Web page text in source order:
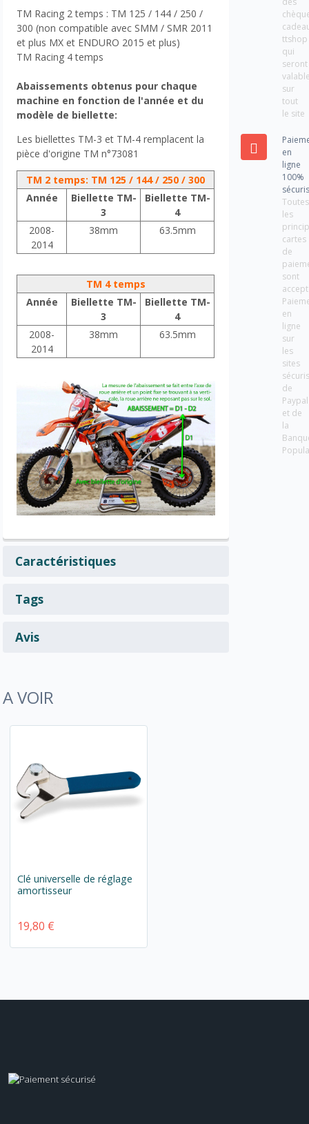
TM Racing 2 temps : TM 125 / 144 / 250 /
300 (non compatible avec SMM / SMR 2011
et plus MX et ENDURO 2015 et plus)
TM Racing 4 temps
Abaissements obtenus pour chaque
machine en fonction de l'année et du
modèle de biellette:
Les biellettes TM-3 et TM-4 remplacent la
pièce d'origine TM n°73081
TM 2 temps: TM 125 / 144 / 250 / 300
Année
Biellette TM-
3
Biellette TM-
4
2008-
2014
38mm 63.5mm
TM 4 temps
Année
Biellette TM-
3
Biellette TM-
4
2008-
2014
38mm 63.5mm
Caractéristiques
Tags
Avis
ttshop
qui
seront
sur
tout
le site
en
ligne
100%
Toutes
les
cartes
de
sont
en
ligne
sur
les
sites
de
Paypal
et de
la
A VOIR
Clé universelle de réglage
amortisseur
19,80 €